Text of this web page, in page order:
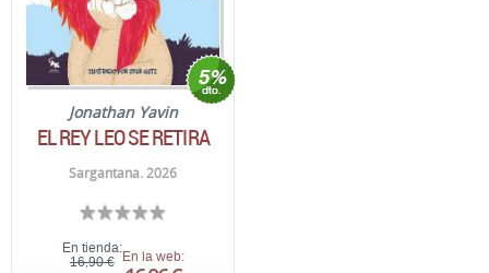
Jonathan Yavin
EL REY LEO SE RETIRA
Sargantana. 2026
En tienda:
16,90 € En la web: